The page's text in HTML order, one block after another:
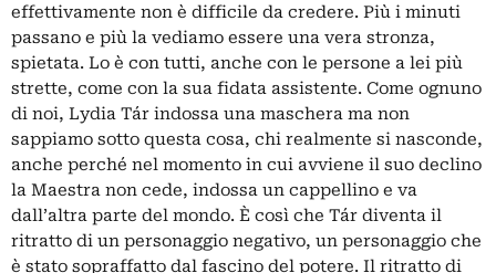
effettivamente non è difficile da credere. Più i minuti
passano e più la vediamo essere una vera stronza,
spietata. Lo è con tutti, anche con le persone a lei più
strette, come con la sua fidata assistente. Come ognuno
di noi, Lydia Tár indossa una maschera ma non
sappiamo sotto questa cosa, chi realmente si nasconde,
anche perché nel momento in cui avviene il suo declino
la Maestra non cede, indossa un cappellino e va
dall’altra parte del mondo. È così che Tár diventa il
ritratto di un personaggio negativo, un personaggio che
è stato sopraffatto dal fascino del potere. Il ritratto di